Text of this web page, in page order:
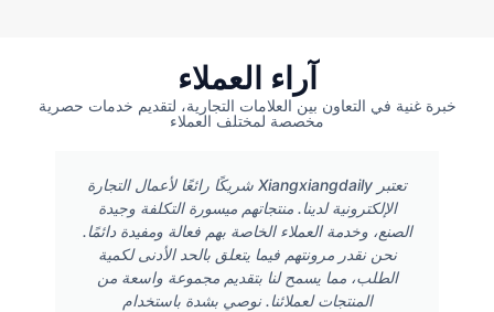
آراء العملاء
خبرة غنية في التعاون بين العلامات التجارية، لتقديم خدمات حصرية
مخصصة لمختلف العملاء
تعتبر Xiangxiangdaily شريكًا رائعًا لأعمال التجارة
الإلكترونية لدينا. منتجاتهم ميسورة التكلفة وجيدة
الصنع، وخدمة العملاء الخاصة بهم فعالة ومفيدة دائمًا.
نحن نقدر مرونتهم فيما يتعلق بالحد الأدنى لكمية
الطلب، مما يسمح لنا بتقديم مجموعة واسعة من
المنتجات لعملائنا. نوصي بشدة باستخدام